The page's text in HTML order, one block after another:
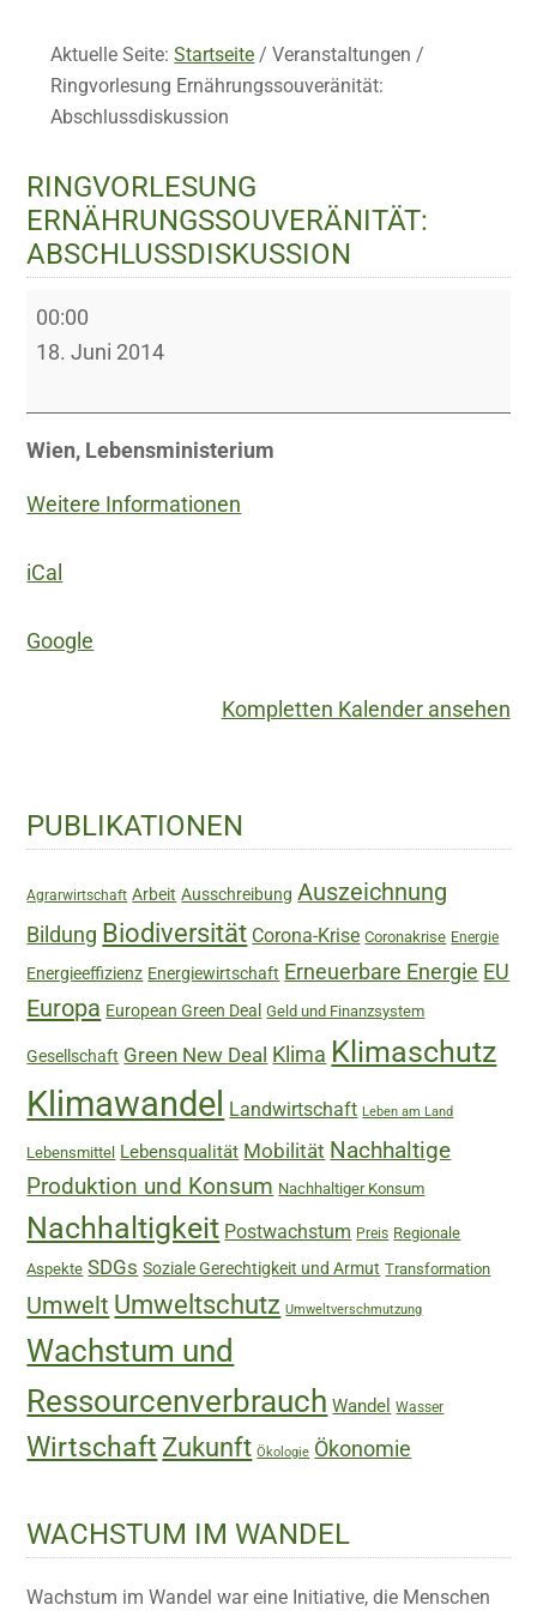
Aktuelle Seite:Startseite / Veranstaltungen/
Ringvorlesung Ernährungssouveränität:
Abschlussdiskussion
RINGVORLESUNG
ERNÄHRUNGSSOUVERÄNITÄT:
ABSCHLUSSDISKUSSION
Ringvorlesung
Ernährungssouveränität:
00:00
18. Juni 2014
Wien, Lebensministerium
Weitere Informationen
iCal
Google
Kompletten Kalender ansehen
Haupt-
Sidebar
PUBLIKATIONEN
Agrarwirtschaft Arbeit Ausschreibung Auszeichnung
Bildung Biodiversität Corona-Krise Coronakrise Energie
Energieeffizienz Energiewirtschaft Erneuerbare Energie EU
Europa European Green Deal Geld und Finanzsystem
Gesellschaft Green New Deal Klima Klimaschutz
Klimawandel Landwirtschaft Leben am Land
Lebensmittel Lebensqualität Mobilität Nachhaltige
Produktion und Konsum Nachhaltiger Konsum
Nachhaltigkeit Postwachstum Preis Regionale
Aspekte SDGs Soziale Gerechtigkeit und Armut Transformation
Umwelt Umweltschutz Umweltverschmutzung
Wachstum und
Ressourcenverbrauch Wandel Wasser
Wirtschaft Zukunft Ökologie Ökonomie
WACHSTUM IM WANDEL
Wachstum im Wandel war eine Initiative, die Menschen